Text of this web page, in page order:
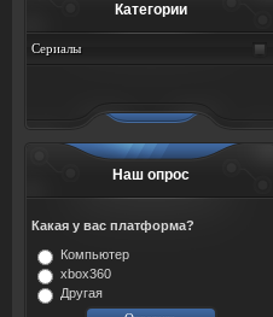
Категории
Сериалы
Наш опрос
Какая у вас платформа?
Компьютер
xbox360
Другая